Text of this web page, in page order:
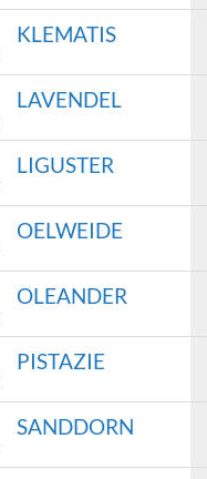
KLEMATIS
LAVENDEL
LIGUSTER
OELWEIDE
OLEANDER
PISTAZIE
SANDDORN